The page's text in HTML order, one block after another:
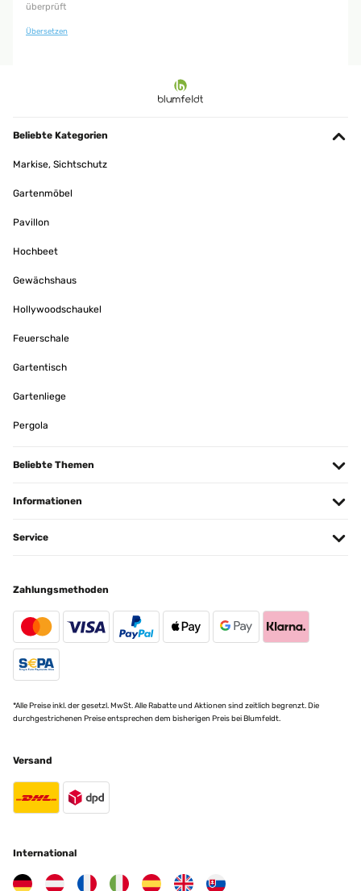
überprüft
Übersetzen
Beliebte Kategorien
Markise, Sichtschutz
Gartenmöbel
Pavillon
Hochbeet
Gewächshaus
Hollywoodschaukel
Feuerschale
Gartentisch
Gartenliege
Pergola
Beliebte Themen
Informationen
Service
Zahlungsmethoden
*Alle Preise inkl. der gesetzl. MwSt. Alle Rabatte und Aktionen sind zeitlich begrenzt. Die
durchgestrichenen Preise entsprechen dem bisherigen Preis bei Blumfeldt.
Versand
International